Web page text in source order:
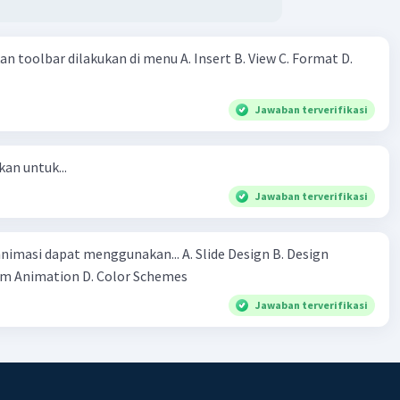
toolbar dilakukan di menu A. Insert B. View C. Format D.
Jawaban terverifikasi
untuk...
Jawaban terverifikasi
dapat menggunakan... A. Slide Design B. Design
Template C.Custom Animation D. Color Schemes​
Jawaban terverifikasi